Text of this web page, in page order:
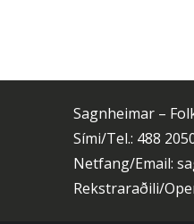
Sagnheimar –
Sími/Tel.: 488
Netfang/Email:
Rekstraraðili/